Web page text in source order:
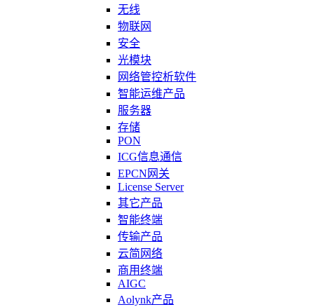
无线
物联网
安全
光模块
网络管控析软件
智能运维产品
服务器
存储
PON
ICG信息通信
EPCN网关
License Server
其它产品
智能终端
传输产品
云简网络
商用终端
AIGC
Aolynk产品